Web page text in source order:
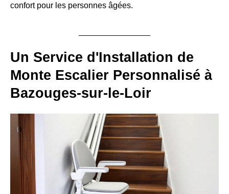
confort pour les personnes âgées.
Un Service d'Installation de
Monte Escalier Personnalisé à
Bazouges-sur-le-Loir